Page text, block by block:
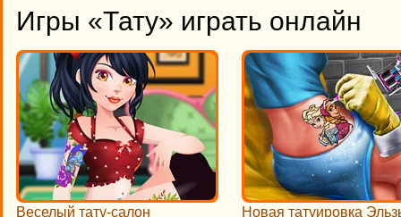
Игры «Тату» играть онлайн
Веселый тату-салон Новая татуировка